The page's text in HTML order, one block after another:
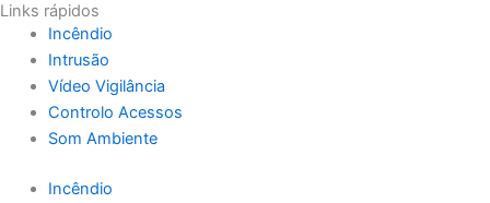
Links rápidos
Incêndio
Intrusão
Vídeo Vigilância
Controlo Acessos
Som Ambiente
Incêndio